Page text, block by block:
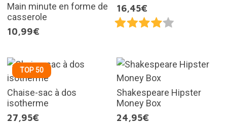
Main minute en forme de
casserole
10,99€
16,45€
TOP 50
Chaise-sac à dos
isotherme
27,95€
Shakespeare Hipster
Money Box
24,95€